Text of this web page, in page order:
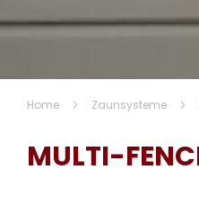
Home Zaunsysteme
MULTI-